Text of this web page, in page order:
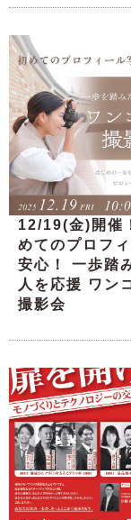
12/19(金)開催
めてのプロフ
安心！ 一歩踏
人を応援 ワン
撮影会